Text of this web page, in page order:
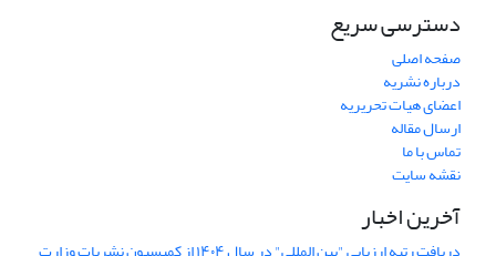
دسترسی سریع
صفحه اصلی
درباره نشریه
اعضای هیات تحریریه
ارسال مقاله
تماس با ما
نقشه سایت
آخرین اخبار